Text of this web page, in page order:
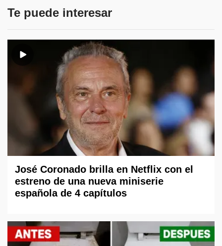
Te puede interesar
José Coronado brilla en Netflix con el
estreno de una nueva miniserie
española de 4 capítulos